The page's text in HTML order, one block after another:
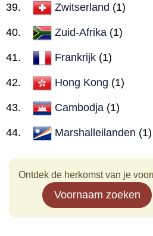
Zwitserland (1)
Zuid-Afrika (1)
Frankrijk (1)
Hong Kong (1)
Cambodja (1)
Marshalleilanden (1)
Ontdek de herkomst van je
Voornaam zoeken